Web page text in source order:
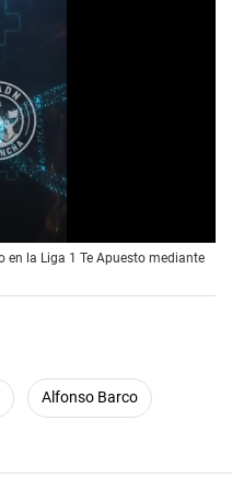
la Liga 1 Te Apuesto mediante
Alfonso Barco